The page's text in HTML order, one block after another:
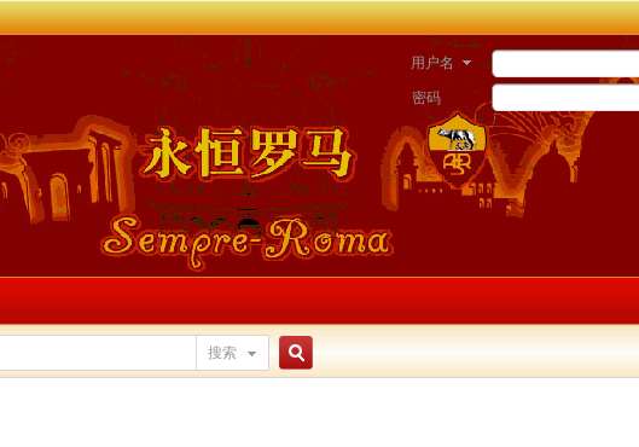
用户名
密码
搜索